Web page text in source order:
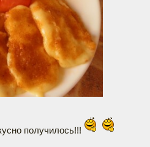
получилось!!!